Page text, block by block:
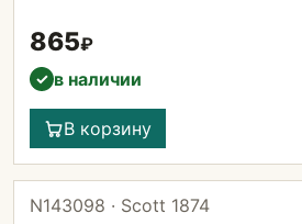
865₽
✓ в наличии
В корзину
N143098 · Scott 1874